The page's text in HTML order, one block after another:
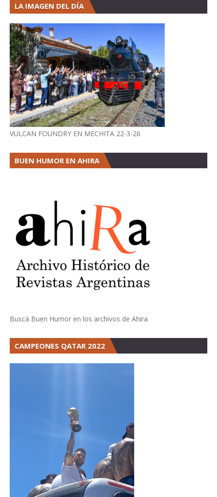
LA IMAGEN DEL DÍA
VULCAN FOUNDRY EN MECHITA 22-3-26
BUEN HUMOR EN AHIRA
Buscá Buen Humor en los archivos de Ahira
CAMPEONES QATAR 2022